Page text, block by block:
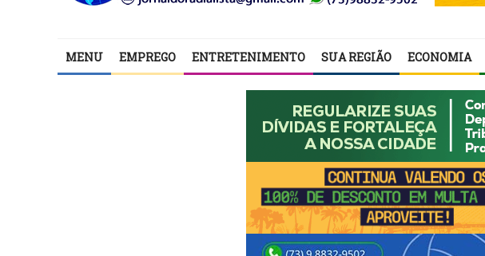
MENU EMPREGO ENTRETENIMENTO SUA REGIÃO ECONOMIA